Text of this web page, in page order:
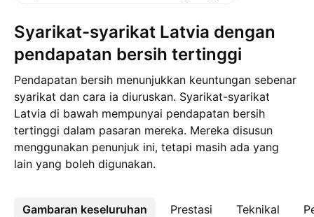
Syarikat-syarikat Latvia dengan
pendapatan bersih tertinggi
Pendapatan bersih menunjukkan keuntungan sebenar
syarikat dan cara ia diuruskan. Syarikat-syarikat
Latvia di bawah mempunyai pendapatan bersih
tertinggi dalam pasaran mereka. Mereka disusun
menggunakan penunjuk ini, tetapi masih ada yang
lain yang boleh digunakan.
Gambaran keseluruhan Prestasi Teknikal
Lebih